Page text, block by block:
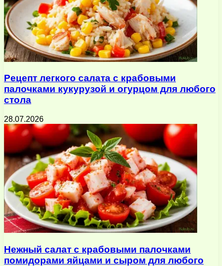
Рецепт легкого салата с крабовыми
палочками кукурузой и огурцом для любого
стола
28.07.2026
Нежный салат с крабовыми палочками
помидорами яйцами и сыром для любого